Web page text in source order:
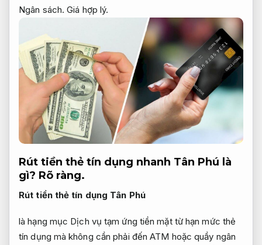
Ngân sách. Giá hợp lý.
Rút tiền thẻ tín dụng nhanh Tân Phú là
gì? Rõ ràng.
Rút tiền thẻ tín dụng Tân Phú
là hạng mục Dịch vụ tạm ứng tiền mặt từ hạn mức thẻ
tín dụng mà không cần phải đến ATM hoặc quầy ngân